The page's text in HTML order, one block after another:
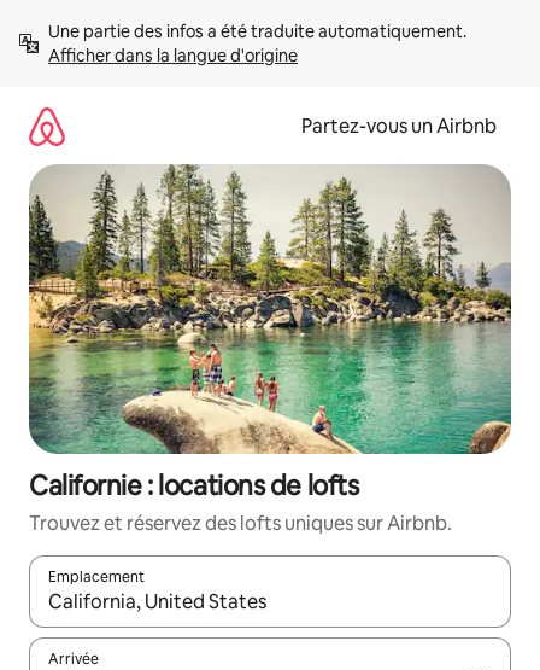
directement
Afficher dans la langue d'origine
Partez-vous un Airbnb
Californie : locations de lofts
Trouvez et réservez des lofts uniques sur Airbnb.
Emplacement
Quand les résultats sont affichés, parcourez-les en utilisant
Arrivée